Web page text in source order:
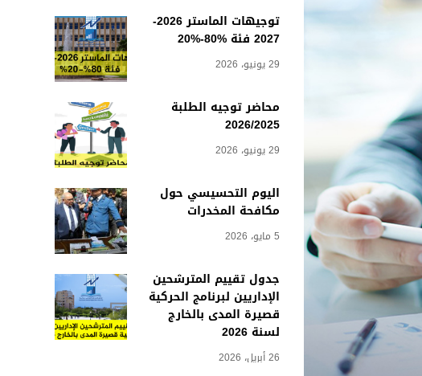
توجيهات الماستر 2026-
2027 فئة %80-%20
29 يونيو، 2026
محاضر توجيه الطلبة
2026/2025
29 يونيو، 2026
اليوم التحسيسي حول
مكافحة المخدرات
5 مايو، 2026
جدول تقييم المترشحين
الإداريين لبرنامج الحركية
قصيرة المدى بالخارج
لسنة 2026
26 أبريل، 2026